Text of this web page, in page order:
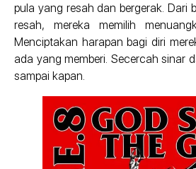
pula yang resah dan bergerak. Dari
resah, mereka memilih
Menciptakan harapan bagi diri
ada yang memberi. Secercah sinar
sampai kapan.